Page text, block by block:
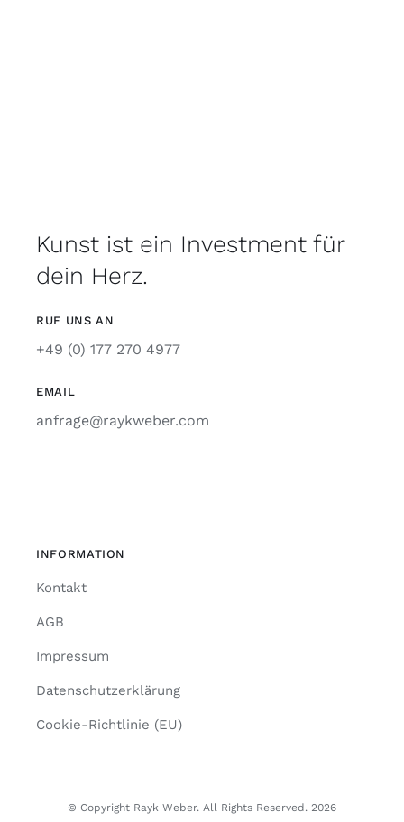
Kunst ist ein Investment für
dein Herz.
RUF UNS AN
+49 (0) 177 270 4977
EMAIL
anfrage@raykweber.com
INFORMATION
Kontakt
AGB
Impressum
Datenschutzerklärung
Cookie-Richtlinie (EU)
© Copyright Rayk Weber. All Rights Reserved. 2026